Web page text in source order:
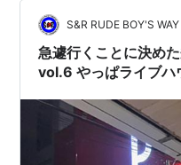
イレとみんなとダベり
レの前でPOKEMANCHI
S&R RUDE BOY'S WAY
急遽行くことに決め
vol.6 やっぱライブハ